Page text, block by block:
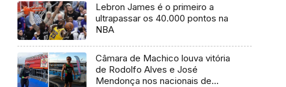
Lebron James é o primeiro a
ultrapassar os 40.000 pontos na
NBA
Câmara de Machico louva vitória
de Rodolfo Alves e José
Mendonça nos nacionais de